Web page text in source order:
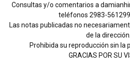
Consultas y/o comentarios a
teléfonos 2983-
Las notas publicadas no
de la dirección.
Prohibida su reproducción sin la
GRACIAS POR SU